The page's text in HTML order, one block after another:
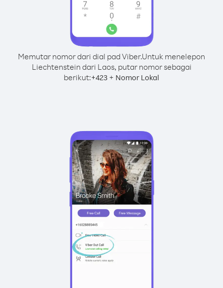
Memutar nomor dari dial pad Viber.Untuk menelepon
Liechtenstein dari Laos, putar nomor sebagai
berikut:+423 + Nomor Lokal